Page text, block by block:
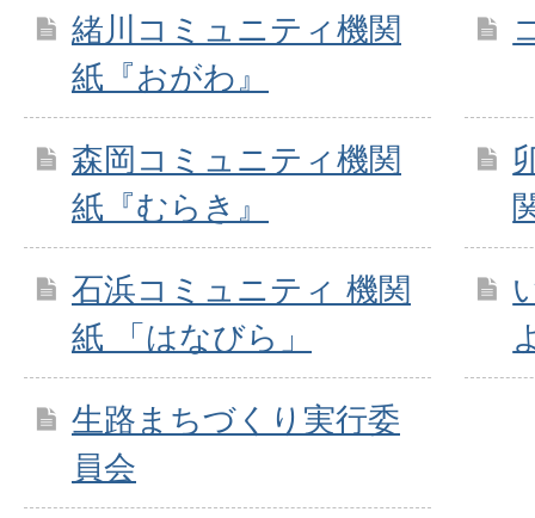
緒川コミュニティ機関
紙『おがわ』
森岡コミュニティ機関
紙『むらき』
石浜コミュニティ 機関
紙 「はなびら」
生路まちづくり実行委
員会